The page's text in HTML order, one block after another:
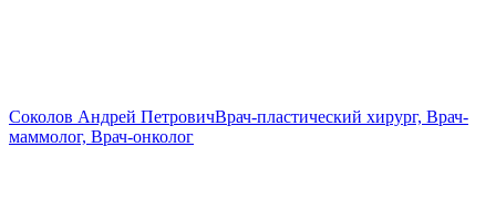
Соколов Андрей ПетровичВрач-пластический хирург, Врач-
маммолог, Врач-онколог